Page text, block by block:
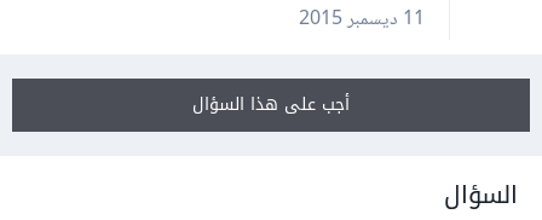
11 ديسمبر 2015
أجب على هذا السؤال
السؤال